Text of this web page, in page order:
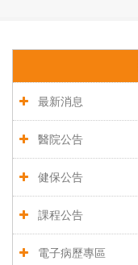
最新消息
醫院公告
健保公告
課程公告
電子病歷專區